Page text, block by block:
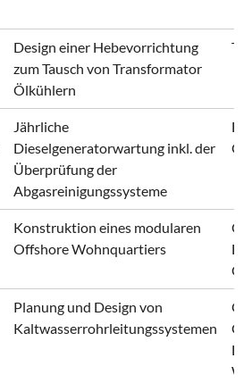
Design einer Hebevorrichtung
zum Tausch von Transformator
Ölkühlern
Jährliche
Dieselgeneratorwartung inkl. der
Überprüfung der
Abgasreinigungssysteme
Konstruktion eines modularen
Offshore Wohnquartiers
Planung und Design von
Kaltwasserrohrleitungssystemen